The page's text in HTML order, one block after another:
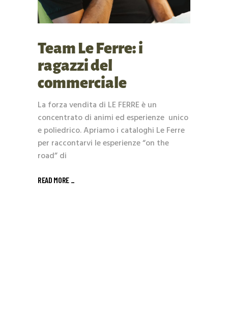
Team Le Ferre: i
ragazzi del
commerciale
La forza vendita di LE FERRE è un
concentrato di animi ed esperienze unico
e poliedrico. Apriamo i cataloghi Le Ferre
per raccontarvi le esperienze “on the
road” di
READ MORE _